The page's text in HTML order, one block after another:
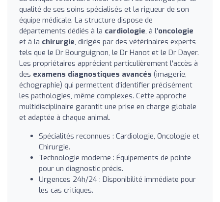
qualité de ses soins spécialisés et la rigueur de son
équipe médicale. La structure dispose de
départements dédiés à la cardiologie, à l'oncologie
et à la chirurgie, dirigés par des vétérinaires experts
tels que le Dr Bourguignon, le Dr Hanot et le Dr Dayer.
Les propriétaires apprécient particulièrement l'accès à
des examens diagnostiques avancés (imagerie,
échographie) qui permettent d'identifier précisément
les pathologies, même complexes. Cette approche
multidisciplinaire garantit une prise en charge globale
et adaptée à chaque animal.
Spécialités reconnues : Cardiologie, Oncologie et
Chirurgie.
Technologie moderne : Équipements de pointe
pour un diagnostic précis.
Urgences 24h/24 : Disponibilité immédiate pour
les cas critiques.